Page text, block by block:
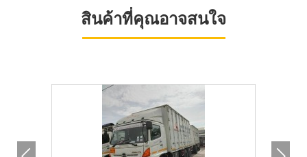
สินค้าที่คุณอาจสนใจ